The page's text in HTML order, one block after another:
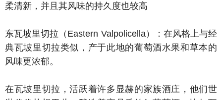
柔清新，并且其风味的持久度也较高
东瓦坡里切拉（Eastern Valpolicella）：在风格上与经
典瓦坡里切拉类似，产于此地的葡萄酒水果和草本的
风味更浓郁。
在瓦坡里切拉，活跃着许多显赫的家族酒庄，他们世